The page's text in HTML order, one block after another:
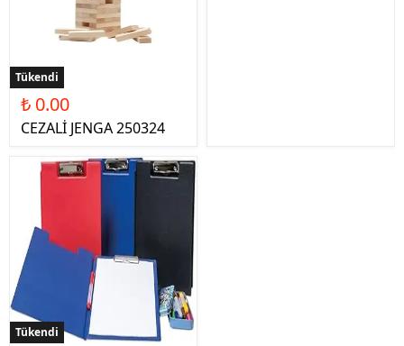
Tükendi
₺ 0.00
CEZALİ JENGA 250324
Tükendi